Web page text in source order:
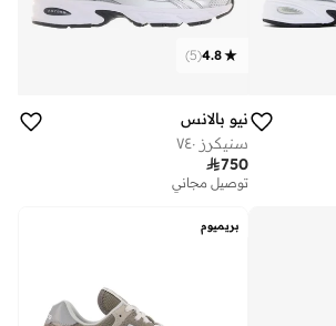
4.8
(
5
)
نيو بالانس
سنيكرز ٧٤٠
750
توصيل مجاني
بريميوم